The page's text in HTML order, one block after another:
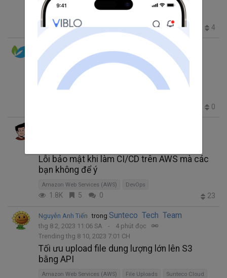
Amazon Web Services (AWS) AWS Well-Architected
2.0K 1 0 4
Dinh thg 8 13, 2023 3:43 SA 1 phút đọc
Simplifying Amazon S3 Downloads: Your
Guide to Effortless Retrieval
Amazon Web Services (AWS)
AWS S3
0
Lỗi bảo mật khi làm CI/CD trên AWS mà các
bạn không để ý
Amazon Web Services (AWS) DevOps
1.8K 5 0 23
Nguyễn Anh Tiến trong Sunteco Tech Team
thg 8 2, 2023 11:06 SA
4 phút đọc
Trending thg 8 10, 2023 7:01 CH
Tối ưu upload file dung lượng lớn lên S3
bằng API
Amazon Web Services (AWS) File Uploads
Sunteco Cloud